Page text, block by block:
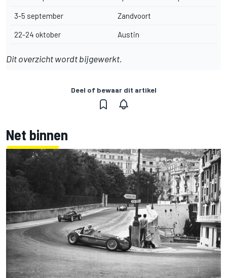
3-5 september Zandvoort
22-24 oktober Austin
Dit overzicht wordt bijgewerkt.
Deel of bewaar dit artikel
Net binnen